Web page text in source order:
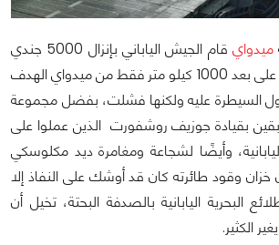
ميدواي
قام الجيش الياباني بإنزال 5000 جندي
وأسطول بحري عظيم على بعد 1000 كيلو متر فقط من ميدواي الهدف
السيطرة عليه ولكنها فشلت، بفضل مجموعة
بقيادة جوزيف روشفورت الذين عملوا على
وأيضًا لشجاعة ومغامرة ديد مكلوسكي
وقود طائرته كان قد أوشك على النفاذ إلا
البحرية اليابانية بالصدفة البحتة، تخيل أن
الكثير.